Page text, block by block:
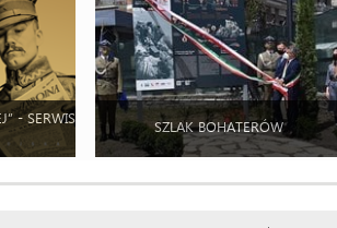
- SERWIS
SZLAK BOHATERÓW